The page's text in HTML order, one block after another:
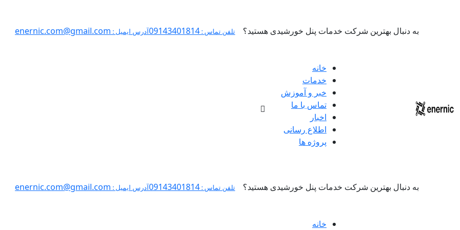
به دنبال بهترین شرکت خدمات پنل خورشیدی هستید؟ تلفن تماس : 09143401814آدرس ایمیل : enernic.com@gmail.com
خانه
خدمات
خبر و آموزش
تماس با ما
اخبار
اطلاع رسانی
پروژه ها
به دنبال بهترین شرکت خدمات پنل خورشیدی هستید؟ تلفن تماس : 09143401814آدرس ایمیل : enernic.com@gmail.com
خانه